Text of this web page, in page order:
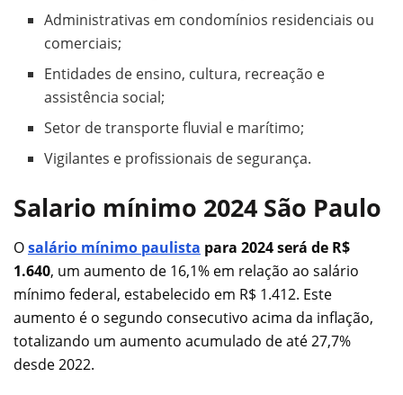
Administrativas em condomínios residenciais ou
comerciais;
Entidades de ensino, cultura, recreação e
assistência social;
Setor de transporte fluvial e marítimo;
Vigilantes e profissionais de segurança.
Salario mínimo 2024 São Paulo
Osalário mínimo paulista para 2024 será de R$
1.640, um aumento de 16,1% em relação ao salário
mínimo federal, estabelecido em R$ 1.412. Este
aumento é o segundo consecutivo acima da inflação,
totalizando um aumento acumulado de até 27,7%
desde 2022.